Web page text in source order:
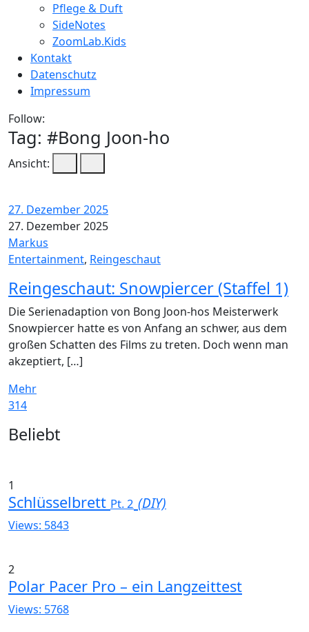
Pflege & Duft
SideNotes
ZoomLab.Kids
Kontakt
Datenschutz
Impressum
Follow:
Tag: #Bong Joon-ho
Ansicht:
27. Dezember 2025
27. Dezember 2025
Markus
Entertainment, Reingeschaut
Reingeschaut: Snowpiercer (Staffel 1)
Die Serienadaption von Bong Joon-hos Meisterwerk
Snowpiercer hatte es von Anfang an schwer, aus dem
großen Schatten des Films zu treten. Doch wenn man
akzeptiert, […]
Mehr
314
Widgets
Beliebt
1
Schlüsselbrett Pt. 2 (DIY)
Views: 5843
2
Polar Pacer Pro – ein Langzeittest
Views: 5768